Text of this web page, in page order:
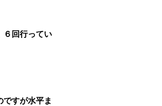
６回行ってい
すが水平ま